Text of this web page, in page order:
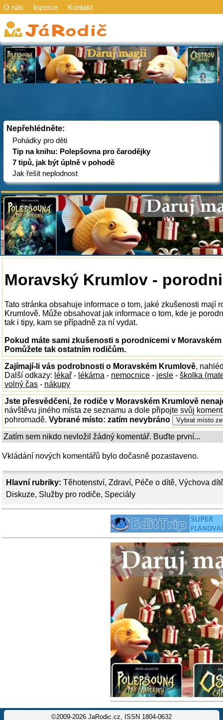
O nás Inzerce Kontakt
Nepřehlédněte:
Pohádky pro děti
Tip na knihu: Polepšovna pro čarodějky
7 tipů, jak být úplně v pohodě
Jak řešit neplodnost
Hlavní rubriky: Těhotenství, Zdraví, Péče o dítě, Výchova
Diskuze, Služby pro rodiče, Speciály
Moravský Krumlov -
Tato stránka obsahuje informace o tom, jaké zkušenosti mají
Krumlově. Může obsahovat jak informace o tom, kde je
tak i tipy, kam se případně za ní vydat.
Pokud máte sami zkušenosti s porodnicemi v
Pomůžete tak ostatním rodičům.
Zajímají-li vás podrobnosti o Moravském Krumlově,
Další odkazy: lékař - lékárna - nemocnice - jesle - školka
volný čas - nákupy
Jste přesvědčeni, že rodiče v Moravském Krumlově
návštěvu jiného místa ze seznamu a dole připojte svůj
pohromadě. Vybrané místo: zatím nevybráno
Zatím sem nikdo nevložil žádný komentář. Buďte první...
Vkládání nových komentářů bylo dočasně pozastaveno.
©2009-2026 JaRodic.cz, ISSN 1804-0632